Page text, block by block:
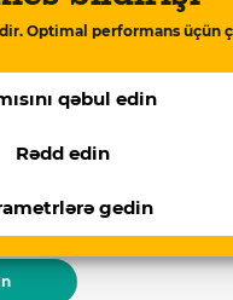
Optimal performans üçün
qəbul edin
Rədd edin
gedin
media
də köməyinizə
olun.